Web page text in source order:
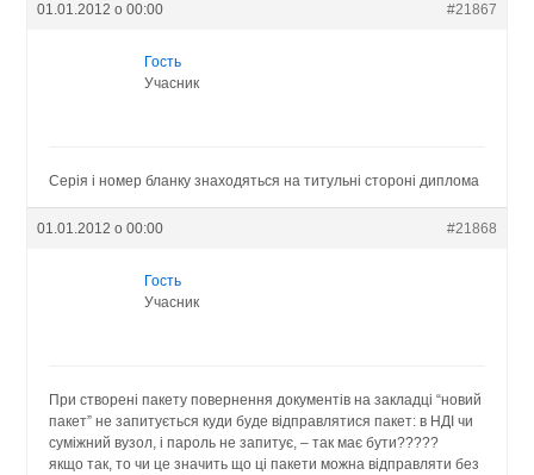
01.01.2012 о 00:00 #21867
Гость
Учасник
Серія і номер бланку знаходяться на титульні стороні диплома
01.01.2012 о 00:00 #21868
Гость
Учасник
При створені пакету повернення документів на закладці “новий
пакет” не запитується куди буде відправлятися пакет: в НДІ чи
суміжний вузол, і пароль не запитує, – так має бути?????
якщо так, то чи це значить що ці пакети можна відправляти без